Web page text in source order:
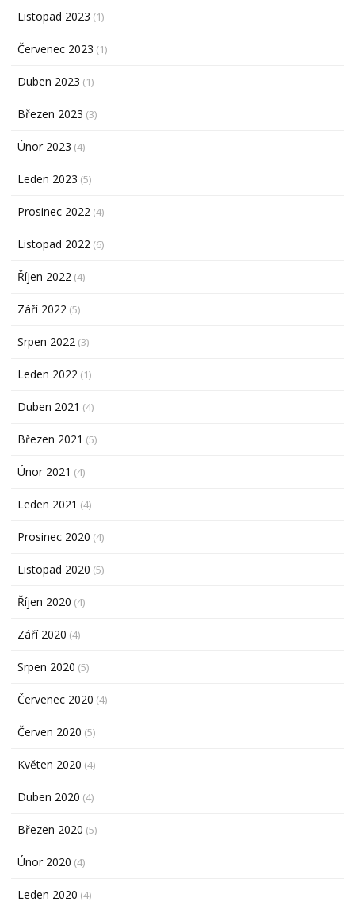
Listopad 2023 (1)
Červenec 2023 (1)
Duben 2023 (1)
Březen 2023 (3)
Únor 2023 (4)
Leden 2023 (5)
Prosinec 2022 (4)
Listopad 2022 (6)
Říjen 2022 (4)
Září 2022 (5)
Srpen 2022 (3)
Leden 2022 (1)
Duben 2021 (4)
Březen 2021 (5)
Únor 2021 (4)
Leden 2021 (4)
Prosinec 2020 (4)
Listopad 2020 (5)
Říjen 2020 (4)
Září 2020 (4)
Srpen 2020 (5)
Červenec 2020 (4)
Červen 2020 (5)
Květen 2020 (4)
Duben 2020 (4)
Březen 2020 (5)
Únor 2020 (4)
Leden 2020 (4)